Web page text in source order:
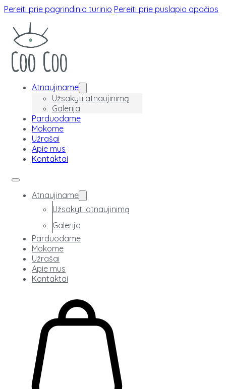
Pereiti prie pagrindinio turinio Pereiti prie puslapio apačios
Atnaujiname
Užsakyti atnaujinimą
Galerija
Parduodame
Mokome
Užrašai
Apie mus
Kontaktai
Atnaujiname
Užsakyti atnaujinimą
Galerija
Parduodame
Mokome
Užrašai
Apie mus
Kontaktai